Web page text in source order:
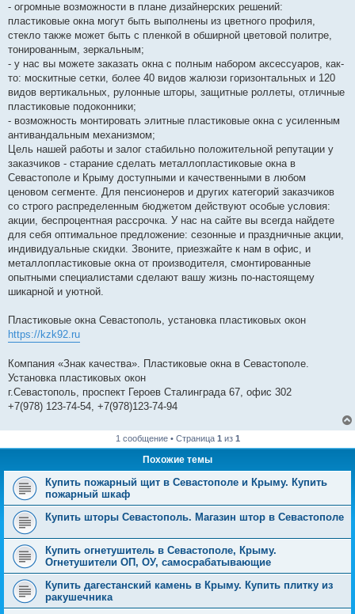
- огромные возможности в плане дизайнерских решений:
пластиковые окна могут быть выполнены из цветного профиля,
стекло также может быть с пленкой в обширной цветовой политре,
тонированным, зеркальным;
- у нас вы можете заказать окна с полным набором аксессуаров, как-
то: москитные сетки, более 40 видов жалюзи горизонтальных и 120
видов вертикальных, рулонные шторы, защитные роллеты, отличные
пластиковые подоконники;
- возможность монтировать элитные пластиковые окна с усиленным
антивандальным механизмом;
Цель нашей работы и залог стабильно положительной репутации у
заказчиков - старание сделать металлопластиковые окна в
Севастополе и Крыму доступными и качественными в любом
ценовом сегменте. Для пенсионеров и других категорий заказчиков
со строго распределенным бюджетом действуют особые условия:
акции, беспроцентная рассрочка. У нас на сайте вы всегда найдете
для себя оптимальное предложение: сезонные и праздничные акции,
индивидуальные скидки. Звоните, приезжайте к нам в офис, и
металлопластиковые окна от производителя, смонтированные
опытными специалистами сделают вашу жизнь по-настоящему
шикарной и уютной.
Пластиковые окна Севастополь, установка пластиковых окон
https://kzk92.ru
Компания «Знак качества». Пластиковые окна в Севастополе.
Установка пластиковых окон
г.Севастополь, проспект Героев Сталинграда 67, офис 302
+7(978) 123-74-54, +7(978)123-74-94
1 сообщение • Страница 1 из 1
Похожие темы
Купить пожарный щит в Севастополе и Крыму. Купить
пожарный шкаф
Купить шторы Севастополь. Магазин штор в Севастополе
Купить огнетушитель в Севастополе, Крыму.
Огнетушители ОП, ОУ, самосрабатывающие
Купить дагестанский камень в Крыму. Купить плитку из
ракушечника